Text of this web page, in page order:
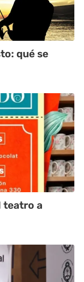
qué se
teatro a